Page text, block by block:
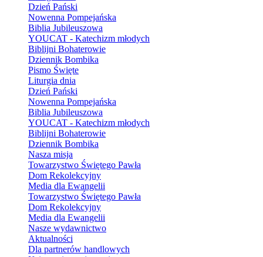
Dzień Pański
Nowenna Pompejańska
Biblia Jubileuszowa
YOUCAT - Katechizm młodych
Biblijni Bohaterowie
Dziennik Bombika
Pismo Święte
Liturgia dnia
Dzień Pański
Nowenna Pompejańska
Biblia Jubileuszowa
YOUCAT - Katechizm młodych
Biblijni Bohaterowie
Dziennik Bombika
Nasza misja
Towarzystwo Świętego Pawła
Dom Rekolekcyjny
Media dla Ewangelii
Towarzystwo Świętego Pawła
Dom Rekolekcyjny
Media dla Ewangelii
Nasze wydawnictwo
Aktualności
Dla partnerów handlowych